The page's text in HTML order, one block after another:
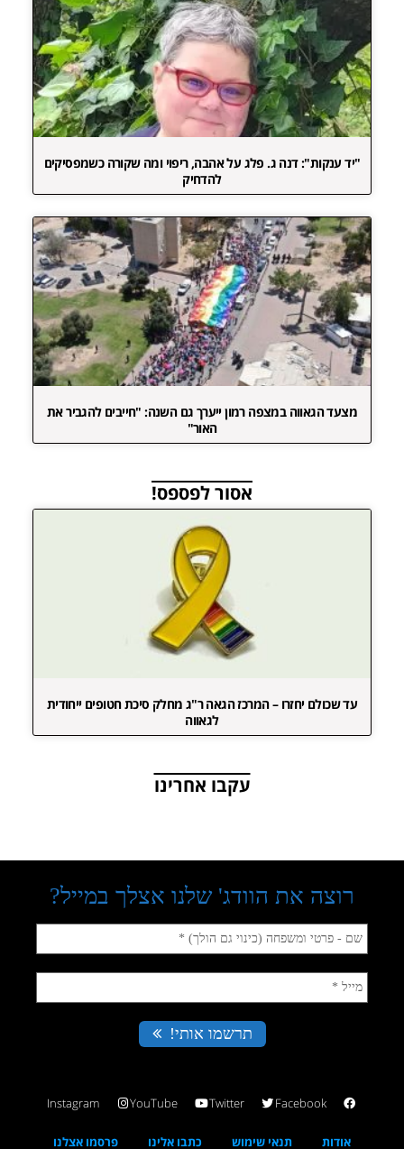
"יד ענקות": דנה ג. פלג על אהבה, ריפוי ומה שקורה כשמפסיקים
להדחיק
מצעד הגאווה במצפה רמון ייערך גם השנה: "חייבים להגביר את
האור"
אסור לפספס!
עד שכולם יחזרו – המרכז הגאה ר"ג מחלק סיכת חטופים ייחודית
לגאווה
עקבו אחרינו
Facebook
Twitter
YouTube
Instagram
אודות תנאי שימוש כתבו אלינו פרסמו אצלנו